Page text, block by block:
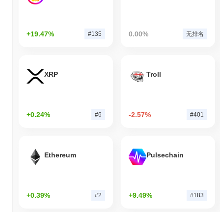
+19.47% #135 0.00% 无排名
XRP
+0.24% #6
Troll
-2.57% #401
Ethereum
+0.39% #2
Pulsechain
+9.49% #183